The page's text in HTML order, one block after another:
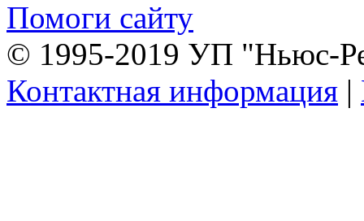
Помоги сайту
© 1995-2019 УП "Ньюс-
Контактная информация |